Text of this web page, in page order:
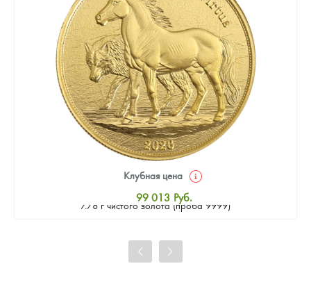
7.78 г чистого золота (проба 9999)
Клубная цена
99 013 Руб.
Стандартная цена
Цена выкупа